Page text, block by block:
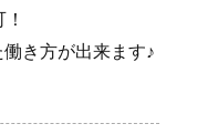
き方が出来ます♪